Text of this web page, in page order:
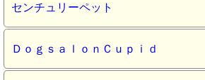
センチュリーペット
ＤｏｇｓａｌｏｎＣｕｐｉｄ